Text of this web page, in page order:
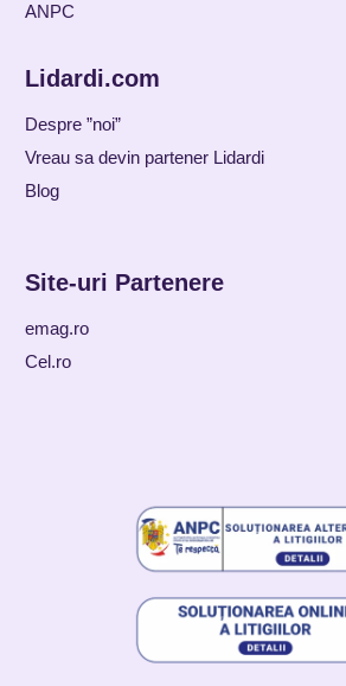
ANPC
Lidardi.com
Despre ”noi”
Vreau sa devin partener Lidardi
Blog
Site-uri Partenere
emag.ro
Cel.ro